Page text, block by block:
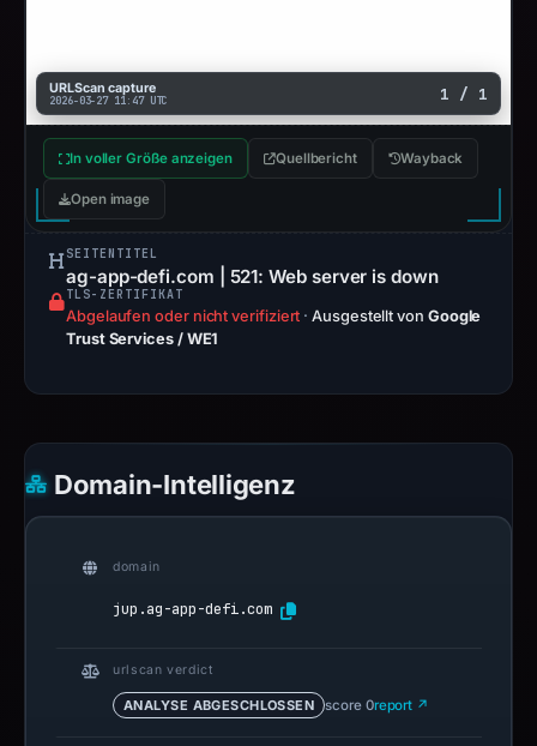
URLScan capture
2026-03-27 11:47 UTC 1 / 1
In voller Größe anzeigen Quellbericht Wayback
Open image
SEITENTITEL
ag-app-defi.com | 521: Web server is down
TLS-ZERTIFIKAT
Abgelaufen oder nicht verifiziert · Ausgestellt von Google
Trust Services / WE1
Domain-Intelligenz
domain
jup.ag-app-defi.com
urlscan verdict
ANALYSE ABGESCHLOSSEN score 0report ↗